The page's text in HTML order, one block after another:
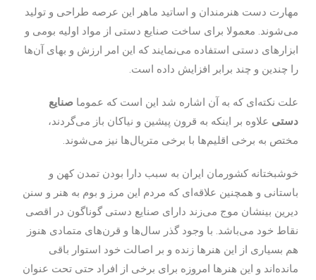
مهارت دست هنرمندان و اساتید ماهر این عرصه طراحی و تولید
می‌شوند. معمولا برای ساخت صنایع دستی از مواد اولیه بومی و
ابزارهای دستی استفاده می‌نمایند که این امر ارزش و بهای آن‌‌ها
را چندین و چند برابر افزایش داده است.
علت نکته‌ای که به آن اشاره شد این است که عموما صنایع
دستی علاوه بر اینکه به قرون پیشین و نیاکان باز می‌گردند،
مختص به برخی اقلیم‌ها با برخی متریال‌ها نیز می‌شوند.
خوشبختانه کشورمان ایران به سبب دارا بودن تمدن کهن و
باستانی و همچنین علاقه‌‌ای که مردم این مرز و بوم به هنر و سنن
دیرین بینشان موج می‌زند دارای صنایع دستی گوناگون در اقصی
نقاط خود می‌باشد. با وجود گذر سال‌‌ها و قرن‌‌های متمادی هنوز
هم بسیاری از این هنرها زنده و بر اصالت خود استوار باقی
مانده‌اند و این هنرها امروزه برای برخی از افراد حتی تحت عنوان